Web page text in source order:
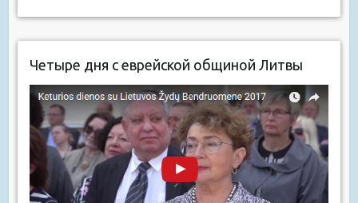
Четыре дня с еврейской общиной Литвы